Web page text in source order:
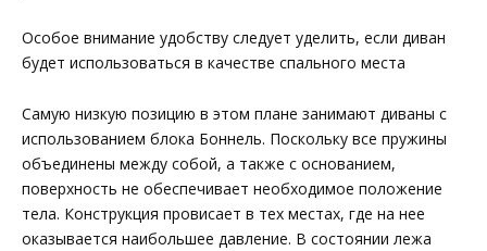
Особое внимание удобству следует уделить, если диван
будет использоваться в качестве спального места
Самую низкую позицию в этом плане занимают диваны с
использованием блока Боннель. Поскольку все пружины
объединены между собой, а также с основанием,
поверхность не обеспечивает необходимое положение
тела. Конструкция провисает в тех местах, где на нее
оказывается наибольшее давление. В состоянии лежа